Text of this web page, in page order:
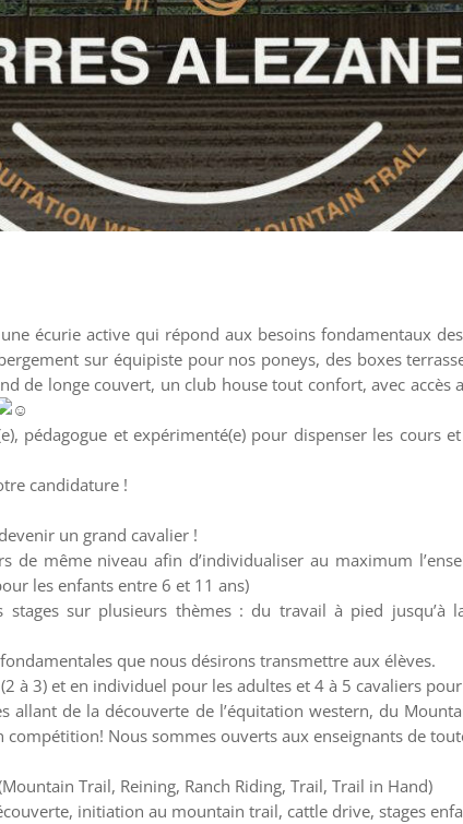
écurie active qui répond aux besoins fondamentaux
sur équipiste pour nos poneys, des boxes
de longe couvert, un club house tout confort, avec accès
pédagogue et expérimenté(e) pour dispenser les cours
candidature !
un grand cavalier !
de même niveau afin d’individualiser au maximum
les enfants entre 6 et 11 ans)
sur plusieurs thèmes : du travail à pied jusqu’à
que nous désirons transmettre aux élèves.
à 3) et en individuel pour les adultes et 4 à 5 cavaliers
allant de la découverte de l’équitation western, du
compétition! Nous sommes ouverts aux enseignants de
Trail, Reining, Ranch Riding, Trail, Trail in Hand)
initiation au mountain trail, cattle drive, stages